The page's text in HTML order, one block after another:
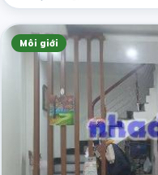
Môi giới